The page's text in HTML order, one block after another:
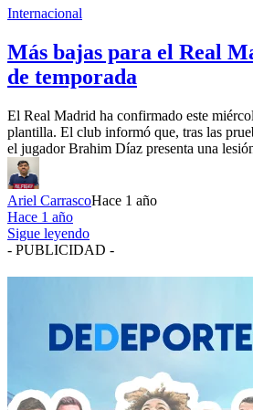
Internacional
Más bajas para el Real
de temporada
El Real Madrid ha confirmado este
plantilla. El club informó que, tras las
el jugador Brahim Díaz presenta una
Ariel CarrascoHace 1 año
Hace 1 año
Sigue leyendo
- PUBLICIDAD -